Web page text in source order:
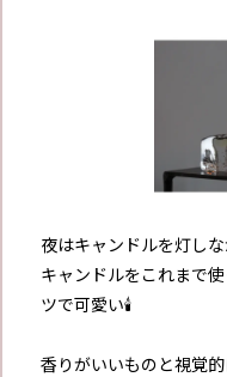
夜はキャンドルを灯し
キャンドルをこれまで
ツで可愛い🕯
香りがいいものと視覚